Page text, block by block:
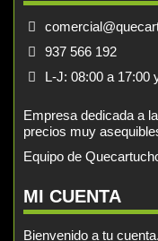
937 566 192
L-J: 08:00 a 17:00
Empresa dedicada a
precios muy
Equipo de
MI CUENTA
Bienvenido a tu